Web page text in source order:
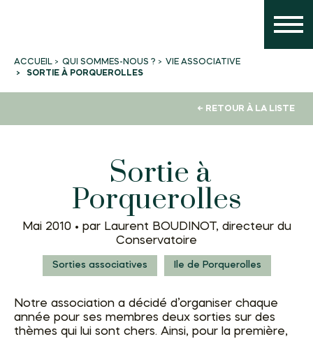
ACCUEIL QUI SOMMES-NOUS ?
VIE ASSOCIATIVE
SORTIE À PORQUEROLLES
← RETOUR À LA LISTE
Sortie à
Porquerolles
Mai 2010 • par Laurent BOUDINOT, directeur du
Conservatoire
Sorties associatives Ile de Porquerolles
Notre association a décidé d’organiser chaque
année pour ses membres deux sorties sur des
thèmes qui lui sont chers. Ainsi, pour la première,